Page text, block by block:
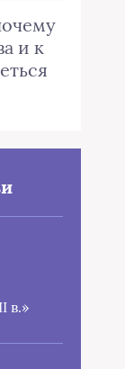
и к
в.»